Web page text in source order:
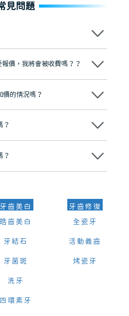
見問題
學校訓，各分院匯聚來自香港、內地的
」，是諾貝爾種植系統全球放心植牙中
區的顧客，受到粵港澳大灣區及周邊城
薦 珠海、深圳設有八大分院，香港亦設
問題都可以隨時預約免費咨詢，讓人十
價，我將會被收費嗎？？
，你不會被收取任何費用。
價的情況嗎？
療方案及對應的價錢，顧客同意並簽字
？
轉算收取費用，而匯率會及時告知客人
？
聯絡我們，告知我們你原本預約
牙齒美白
皓齒美白
牙結石
牙菌斑
洗牙
四環素牙
牙齒修復
全瓷牙
活動義齒
烤瓷牙